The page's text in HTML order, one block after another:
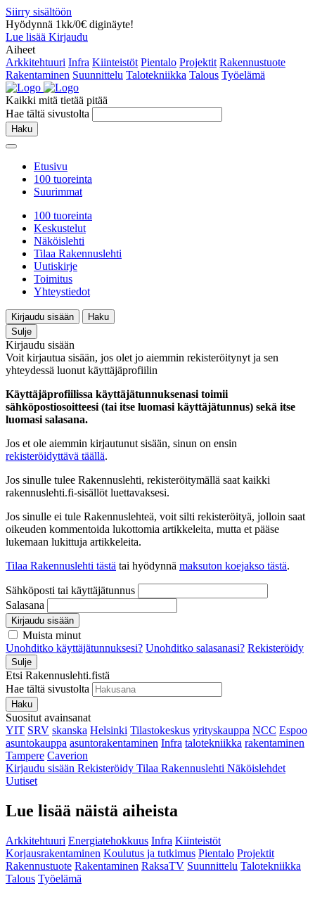
Siirry sisältöön
Hyödynnä 1kk/0€ diginäyte!
Lue lisää Kirjaudu
Aiheet
Arkkitehtuuri Infra Kiinteistöt Pientalo Projektit Rakennustuote
Rakentaminen Suunnittelu Talotekniikka Talous Työelämä
Kaikki mitä tietää pitää
Hae tältä sivustolta
Haku
Etusivu
100 tuoreinta
Suurimmat
100 tuoreinta
Keskustelut
Näköislehti
Tilaa Rakennuslehti
Uutiskirje
Toimitus
Yhteystiedot
Kirjaudu sisään
Haku
Sulje
Kirjaudu sisään
Voit kirjautua sisään, jos olet jo aiemmin rekisteröitynyt ja sen
yhteydessä luonut käyttäjäprofiilin
Käyttäjäprofiilissa käyttäjätunnuksenasi toimii
sähköpostiosoitteesi (tai itse luomasi käyttäjätunnus) sekä itse
luomasi salasana.
Jos et ole aiemmin kirjautunut sisään, sinun on ensin
rekisteröidyttävä täällä.
Jos sinulle tulee Rakennuslehti, rekisteröitymällä saat kaikki
rakennuslehti.fi-sisällöt luettavaksesi.
Jos sinulle ei tule Rakennuslehteä, voit silti rekisteröityä, jolloin saat
oikeuden kommentoida lukottomia artikkeleita, mutta et pääse
lukemaan lukittuja artikkeleita.
Tilaa Rakennuslehti tästä tai hyödynnä maksuton koejakso tästä.
Sähköposti tai käyttäjätunnus
Salasana
Kirjaudu sisään
Muista minut
Unohditko käyttäjätunnuksesi? Unohditko salasanasi? Rekisteröidy
Sulje
Etsi Rakennuslehti.fistä
Hae tältä sivustolta
Haku
Suositut avainsanat
YIT SRV skanska Helsinki Tilastokeskus yrityskauppa NCC Espoo
asuntokauppa asuntorakentaminen Infra talotekniikka rakentaminen
Tampere Caverion
Kirjaudu sisään Rekisteröidy Tilaa Rakennuslehti Näköislehdet
Uutiset
Lue lisää näistä aiheista
Arkkitehtuuri Energiatehokkuus Infra Kiinteistöt
Korjausrakentaminen Koulutus ja tutkimus Pientalo Projektit
Rakennustuote Rakentaminen RaksaTV Suunnittelu Talotekniikka
Talous Työelämä